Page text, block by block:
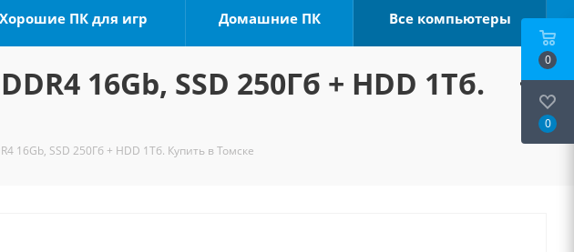
Хорошие ПК для игр Домашние ПК Все компьютеры
16Gb, SSD 250Гб + HDD 1Тб.
16Gb, SSD 250Гб + HDD 1Тб. Купить в Томске
0
0